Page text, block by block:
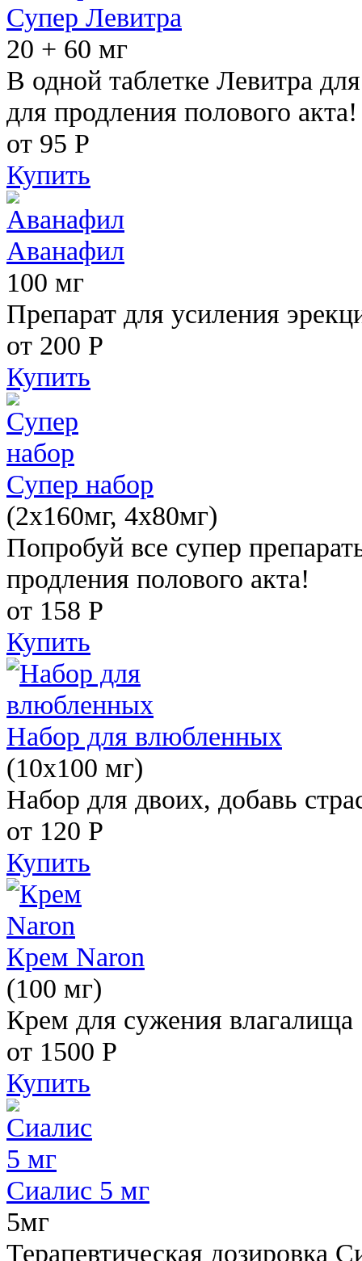
Супер Левитра
20 + 60 мг
В одной таблетке Левитра
для продления полового акта!
от 95 Р
Купить
Аванафил
100 мг
Препарат для усиления
от 200 Р
Купить
Супер набор
(2х160мг, 4х80мг)
Попробуй все супер
продления полового акта!
от 158 Р
Купить
Набор для влюбленных
(10х100 мг)
Набор для двоих, добавь
от 120 Р
Купить
Крем Naron
(100 мг)
Крем для сужения влагалища
от 1500 Р
Купить
Сиалис 5 мг
5мг
Терапевтическая дозировка